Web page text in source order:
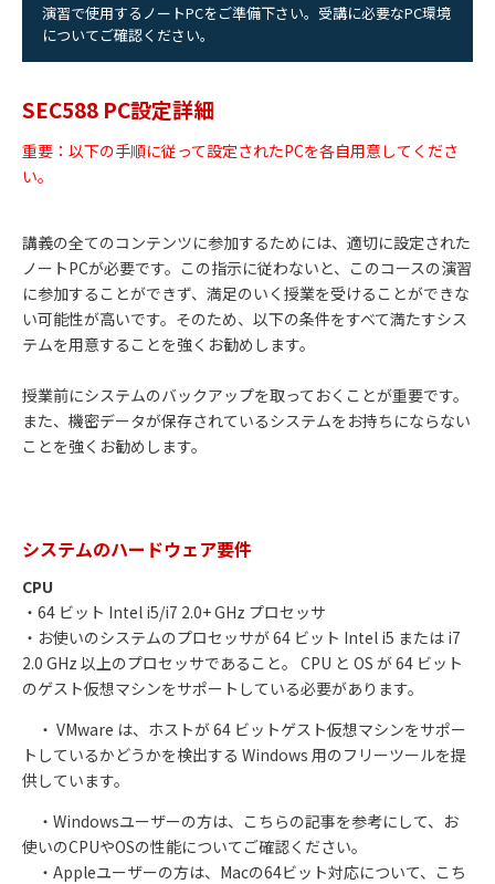
演習で使用するノートPCをご準備下さい。受講に必要なPC環境
についてご確認ください。
SEC588 PC設定詳細
重要：以下の手順に従って設定されたPCを各自用意してくださ
い。
講義の全てのコンテンツに参加するためには、適切に設定された
ノートPCが必要です。この指示に従わないと、このコースの演習
に参加することができず、満足のいく授業を受けることができな
い可能性が高いです。そのため、以下の条件をすべて満たすシス
テムを用意することを強くお勧めします。
授業前にシステムのバックアップを取っておくことが重要です。
また、機密データが保存されているシステムをお持ちにならない
ことを強くお勧めします。
システムのハードウェア要件
CPU
・64 ビット Intel i5/i7 2.0+ GHz プロセッサ
・お使いのシステムのプロセッサが 64 ビット Intel i5 または i7
2.0 GHz 以上のプロセッサであること。 CPU と OS が 64 ビット
のゲスト仮想マシンをサポートしている必要があります。
・ VMware は、ホストが 64 ビットゲスト仮想マシンをサポー
トしているかどうかを検出する Windows 用のフリーツールを提
供しています。
・Windowsユーザーの方は、こちらの記事を参考にして、お
使いのCPUやOSの性能についてご確認ください。
・Appleユーザーの方は、 Macの64ビット対応について、こち